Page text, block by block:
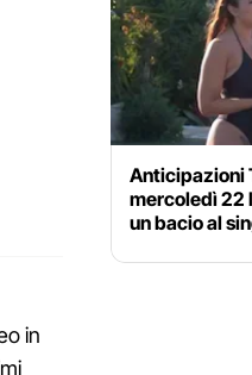
in
Anticipazioni
mercoledì 22
un bacio al